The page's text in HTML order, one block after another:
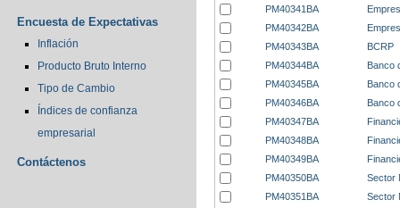
Encuesta de Expectativas
Inflación
Producto Bruto Interno
Tipo de Cambio
Índices de confianza
empresarial
Contáctenos
PM40341BA
PM40342BA
PM40343BA
BCRP
PM40344BA
Banco
PM40345BA
Banco
PM40346BA
Banco
PM40347BA
PM40348BA
PM40349BA
PM40350BA
Sector
PM40351BA
Sector